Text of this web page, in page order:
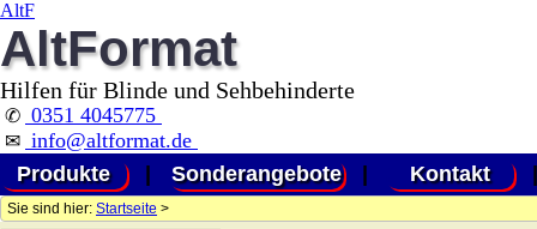
AltF
AltFormat
Hilfen für Blinde und Sehbehinderte
✆ 0351 4045775
✉ info@altformat.de
Produkte
Sonderangebote Kontakt
Sie sind hier: Startseite >